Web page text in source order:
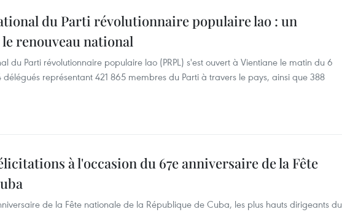
du Parti révolutionnaire populaire lao : un
renouveau national
du Parti révolutionnaire populaire lao (PRPL) s'est ouvert à Vientiane le matin du 6
délégués représentant 421 865 membres du Parti à travers le pays, ainsi que 388
à l'occasion du 67e anniversaire de la Fête
de la Fête nationale de la République de Cuba, les plus hauts dirigeants du